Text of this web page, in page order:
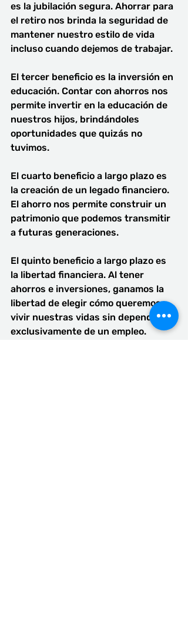
es la jubilación segura. Ahorrar para
el retiro nos brinda la seguridad de
mantener nuestro estilo de vida
incluso cuando dejemos de trabajar.
El tercer beneficio es la inversión en
educación. Contar con ahorros nos
permite invertir en la educación de
nuestros hijos, brindándoles
oportunidades que quizás no
tuvimos.
El cuarto beneficio a largo plazo es
la creación de un legado financiero.
El ahorro nos permite construir un
patrimonio que podemos transmitir
a futuras generaciones.
El quinto beneficio a largo plazo es
la libertad financiera. Al tener
ahorros e inversiones, ganamos la
libertad de elegir cómo queremos
vivir nuestras vidas sin depender
exclusivamente de un empleo.